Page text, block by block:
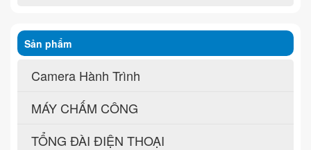
Sản phẩm
Camera Hành Trình
MÁY CHẤM CÔNG
TỔNG ĐÀI ĐIỆN THOẠI